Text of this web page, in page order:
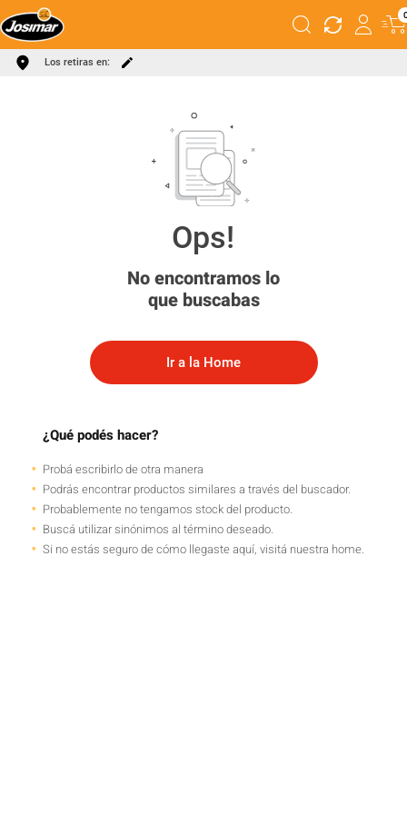
Los retiras en:
No encontramos lo
que buscabas
Ir a la Home
¿Qué podés hacer?
Probá escribirlo de otra manera
Podrás encontrar productos similares a través del buscador.
Probablemente no tengamos stock del producto.
Buscá utilizar sinónimos al término deseado.
Si no estás seguro de cómo llegaste aquí, visitá nuestra home.